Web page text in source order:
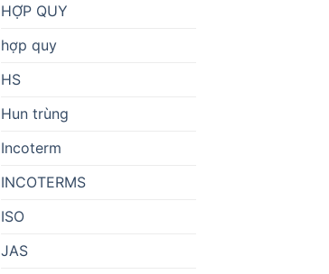
HỢP QUY
hợp quy
HS
Hun trùng
Incoterm
INCOTERMS
ISO
JAS